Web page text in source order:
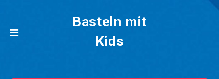
Basteln mit
Kids